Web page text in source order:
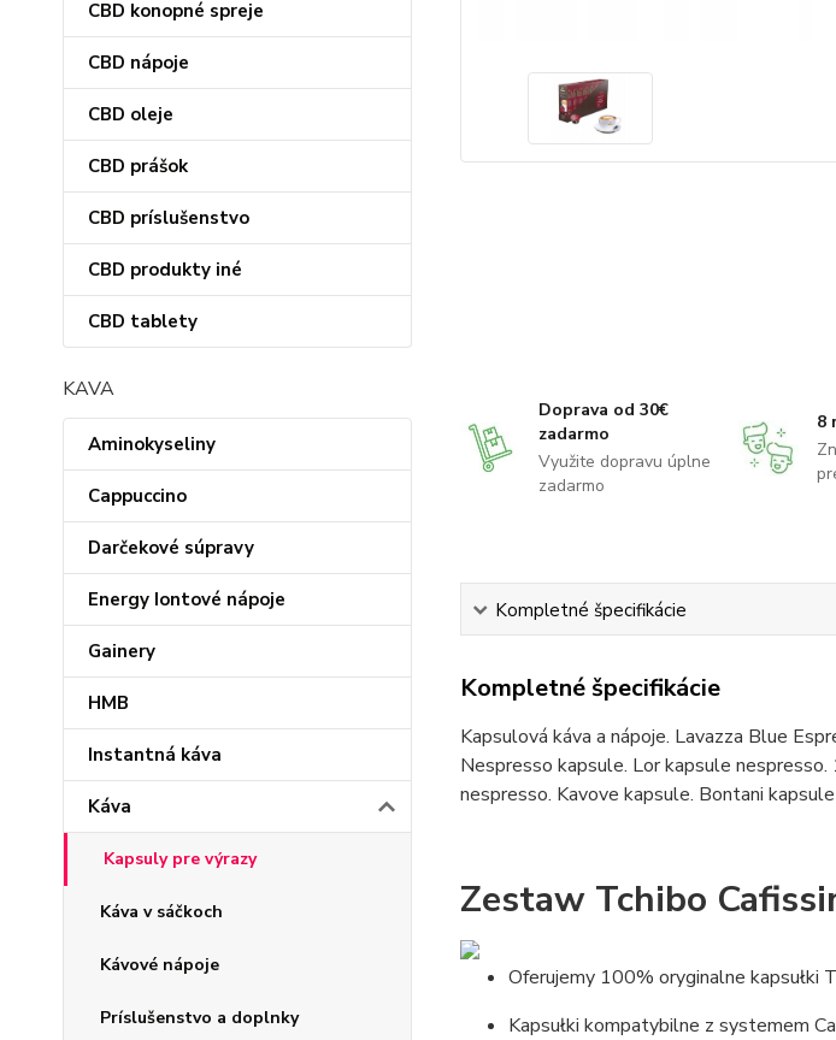
CBD konopné spreje
CBD nápoje
CBD oleje
CBD prášok
CBD príslušenstvo
CBD produkty iné
CBD tablety
KAVA
Aminokyseliny
Cappuccino
Darčekové súpravy
Energy Iontové nápoje
Gainery
HMB
Instantná káva
Káva
Kapsuly pre výrazy
Káva v sáčkoch
Kávové nápoje
Príslušenstvo a doplnky
Doprava od 30€
zadarmo
Využite dopravu úplne
zadarmo
8
Kompletné špecifikácie
Kompletné špecifikácie
Kapsulová káva a nápoje. Lavazza Blue
Nespresso kapsule. Lor kapsule
nespresso. Kavove kapsule. Bontani kapsule
Zestaw Tchibo
Oferujemy 100% oryginalne kapsułki
Kapsułki kompatybilne z systemem